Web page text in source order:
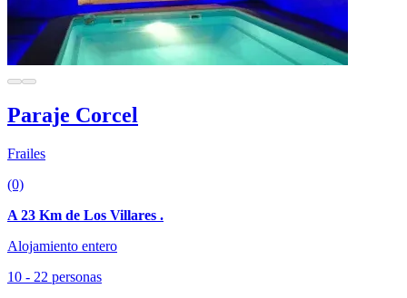
Paraje Corcel
Frailes
(0)
A 23 Km de Los Villares .
Alojamiento entero
10 - 22 personas